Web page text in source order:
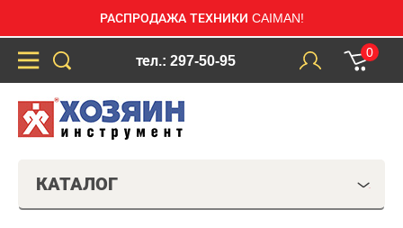
РАСПРОДАЖА ТЕХНИКИ CAIMAN!
тел.: 297-50-95
0
КАТАЛОГ